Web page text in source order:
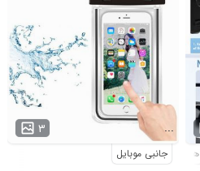
۳ ...
جانبی موبایلهولدر موبایل